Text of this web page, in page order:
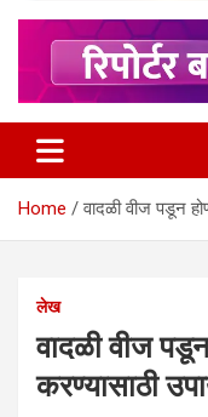
Home वादळी वीज पडून
लेख
वादळी वीज
करण्यासाठी